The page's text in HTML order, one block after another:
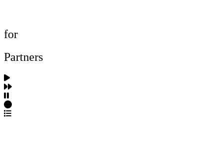
for
Partners